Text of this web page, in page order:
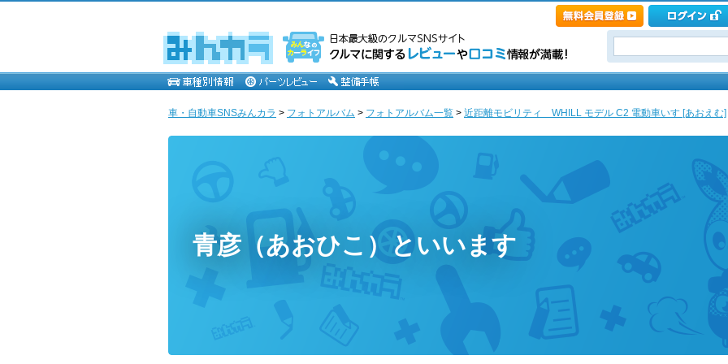
車・自動車SNSみんカラ > フォトアルバム > フォトアルバム一覧 > 近距離モビリティ WHILL モデル C2 電動車いす [あおえむ]
青彦（あおひこ）といいます